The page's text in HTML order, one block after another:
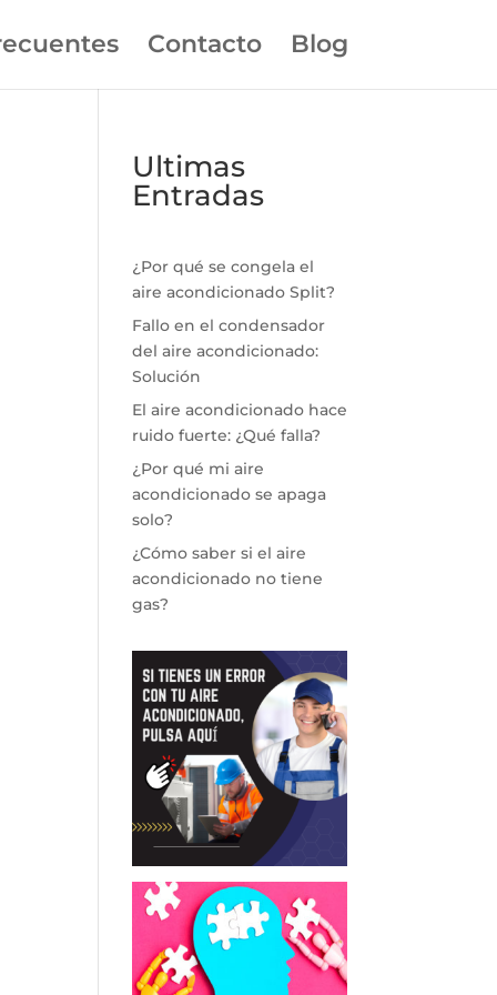
Contacto Blog
Ultimas
Entradas
¿Por qué se congela el
aire acondicionado Split?
Fallo en el condensador
del aire acondicionado:
Solución
El aire acondicionado hace
ruido fuerte: ¿Qué falla?
¿Por qué mi aire
acondicionado se apaga
solo?
¿Cómo saber si el aire
acondicionado no tiene
gas?